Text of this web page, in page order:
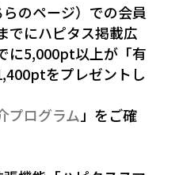
らのページ）での会員
でにハピタス掲載広
に5,000pt以上が「有
をプレゼントし
プログラム 」をご確